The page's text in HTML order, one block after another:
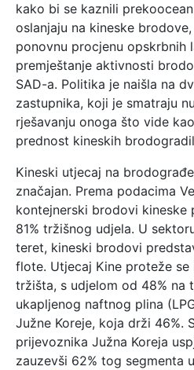
kako bi se kaznili
oslanjaju na kineske
ponovnu procjenu opskrbnih
premještanje aktivnosti
SAD-a. Politika je naišla na
zastupnika, koji je smatraju
rješavanju onoga što vide
prednost kineskih
Kineski utjecaj na
značajan. Prema podacima
kontejnerski brodovi kineske
81% tržišnog udjela. U
teret, kineski brodovi
flote. Utjecaj Kine proteže se
tržišta, s udjelom od 48% na
ukapljenog naftnog plina
Južne Koreje, koja drži 46%.
prijevoznika Južna Koreja
zauzevši 62% tog segmenta